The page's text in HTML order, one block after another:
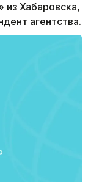
из Хабаровска,
агентства.